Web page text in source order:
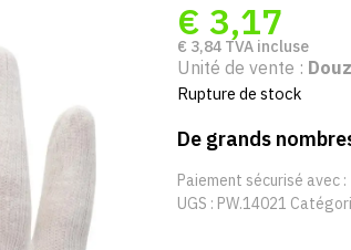
€ 3,17
€ 3,84 TVA incluse
Unité de vente :
Rupture de stock
De grands
Paiement sécurisé avec :
UGS : PW.14021